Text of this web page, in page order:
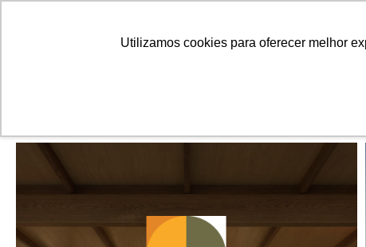
Utilizamos cookies para oferecer melhor